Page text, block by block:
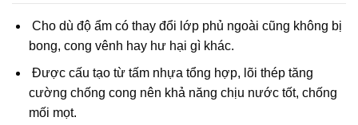
Cho dù độ ẩm có thay đổi lớp phủ ngoài cũng không bị
bong, cong vênh hay hư hại gì khác.
Được cấu tạo từ tấm nhựa tổng hợp, lõi thép tăng
cường chống cong nên khả năng chịu nước tốt, chống
mối mọt.